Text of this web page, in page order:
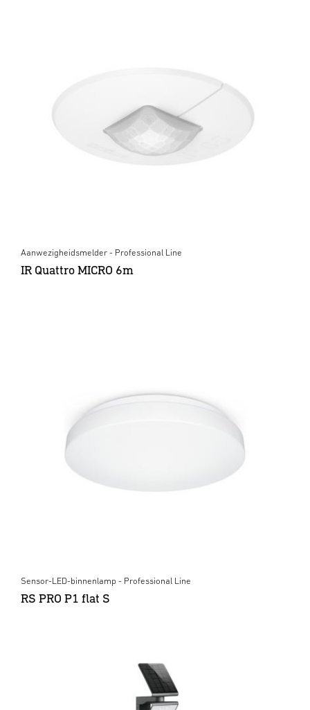
Aanwezigheidsmelder - Professional Line
IR Quattro MICRO 6m
Sensor-LED-binnenlamp - Professional Line
RS PRO P1 flat S